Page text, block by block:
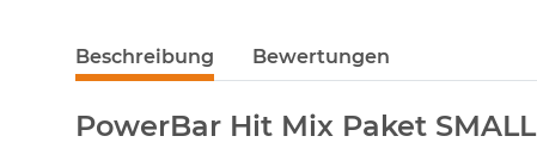
Beschreibung Bewertungen
PowerBar Hit Mix Paket SMALL